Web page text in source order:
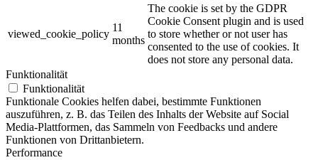
viewed_cookie_policy
11
months
The cookie is set by the GDPR
Cookie Consent plugin and is used
to store whether or not user has
consented to the use of cookies. It
does not store any personal data.
Funktionalität
Funktionalität
Funktionale Cookies helfen dabei, bestimmte Funktionen
auszuführen, z. B. das Teilen des Inhalts der Website auf Social
Media-Plattformen, das Sammeln von Feedbacks und andere
Funktionen von Drittanbietern.
Performance